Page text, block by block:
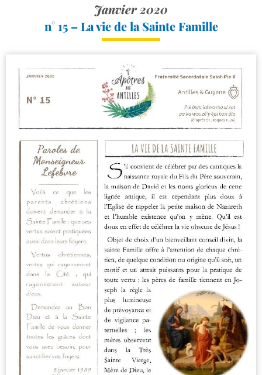
Janvier 2020
n° 15 – La vie de la Sainte Famille